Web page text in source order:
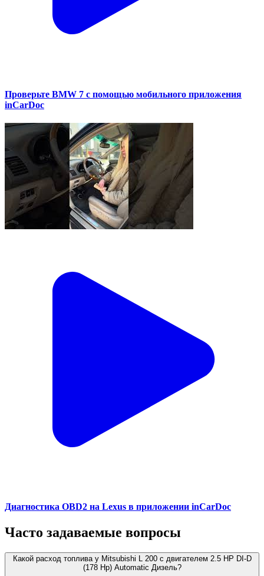
Проверьте BMW 7 с помощью мобильного приложения
inCarDoc
Диагностика OBD2 на Lexus в приложении inCarDoc
Часто задаваемые вопросы
Какой расход топлива у Mitsubishi L 200 с двигателем 2.5 HP DI-D
(178 Hp) Automatic Дизель?